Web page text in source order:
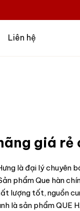
Liên hệ
giá rẻ
là đại lý chuyên
phẩm Que hàn
lượng tốt, nguồn
là sản phẩm QUE